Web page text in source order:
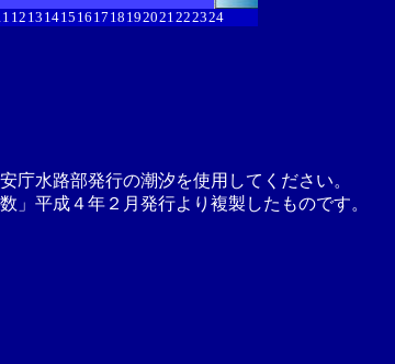
12 13 1415 16 17 18 192021222324
庁水路部発行の潮汐を使用してください。
」平成４年２月発行より複製したものです。